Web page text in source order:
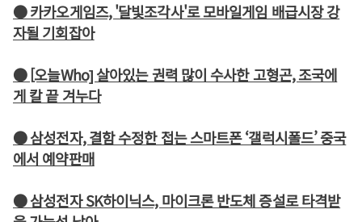
● 카카오게임즈, '달빛조각사'로 모바일게임 배급시장 강
자될 기회잡아
● [오늘Who] 살아있는 권력 많이 수사한 고형곤, 조국에
게 칼 끝 겨누다
● 삼성전자, 결함 수정한 접는 스마트폰 ‘갤럭시폴드’ 중국
에서 예약판매
● 삼성전자 SK하이닉스, 마이크론 반도체 증설로 타격받